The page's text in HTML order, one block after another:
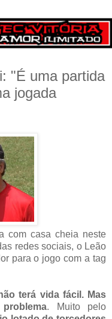
"É uma partida
jogada
com casa cheia neste
redes sociais, o Leão
para o jogo com a tag
terá vida fácil. Mas
. Muito pelo